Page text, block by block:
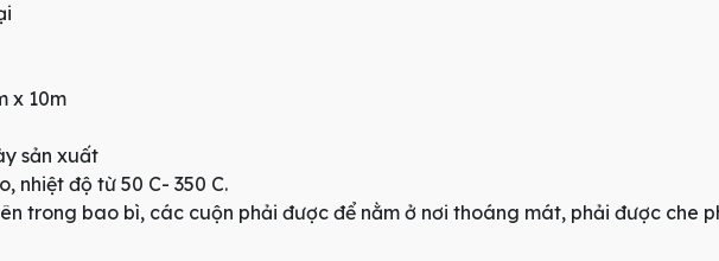
x 10m
sản xuất
nhiệt độ từ 50 C- 350 C.
trong bao bì, các cuộn phải được để nằm ở nơi thoáng mát, phải được che